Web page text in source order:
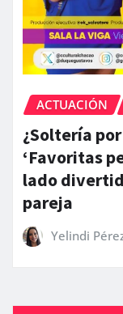
ACTUACIÓN
¿Soltería
‘Favoritas
lado
pareja
Yelindi